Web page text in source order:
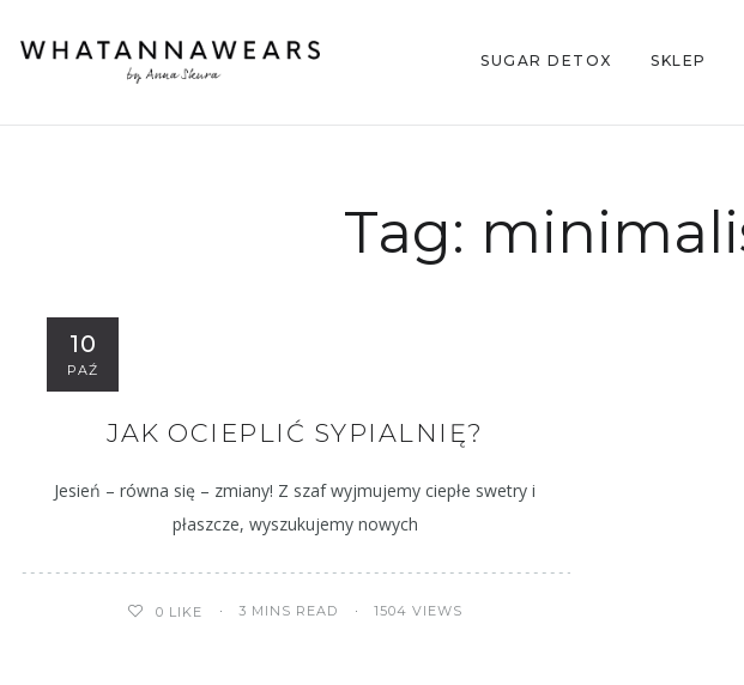
SUGAR DETOX SKLEP
Tag:
10
PAŹ
JAK OCIEPLIĆ SYPIALNIĘ?
Jesień – równa się – zmiany! Z szaf wyjmujemy ciepłe swetry i
płaszcze, wyszukujemy nowych
0 LIKE 3 MINS READ 1504 VIEWS